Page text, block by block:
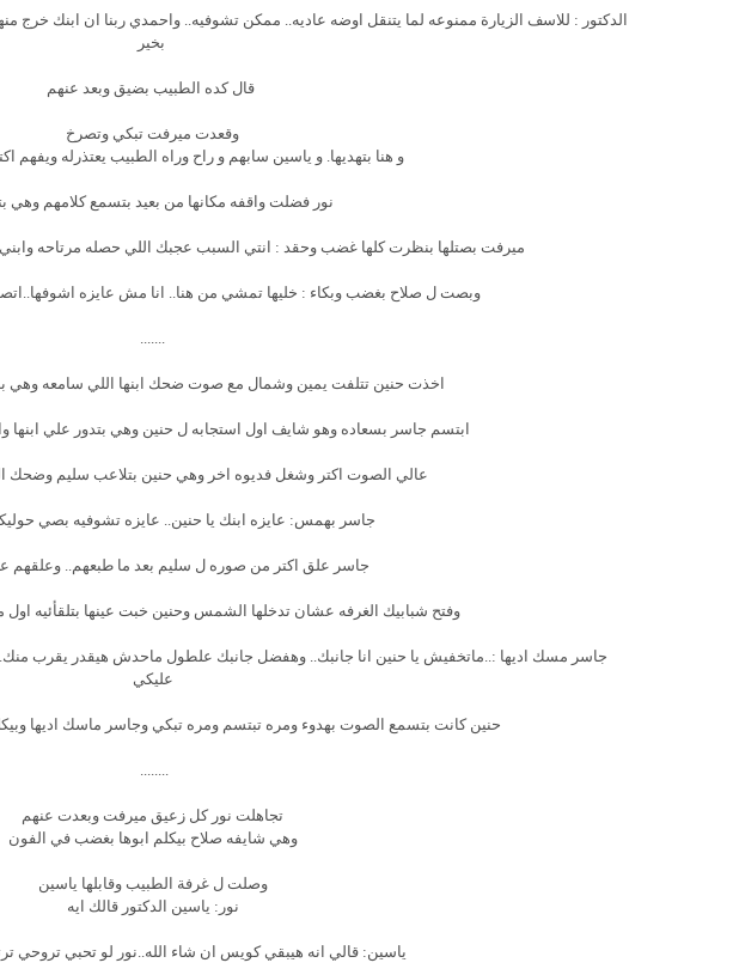
الدكتور : للاسف الزيارة ممنوعه لما يتنقل اوضه عاديه.. ممكن تشوفيه.. واحمدي ربنا ان ابنك خرج
بخير
قال كده الطبيب بضيق وبعد عنهم
وقعدت ميرفت تبكي وتصرخ
و هنا بتهديها. و ياسين سابهم و راح وراه الطبيب يعتذرله ويفهم
نور فضلت واقفه مكانها من بعيد بتسمع كلامهم وهي
ميرفت بصتلها بنظرت كلها غضب وحقد : انتي السبب عجبك اللي حصله مرتاحه
وبصت ل صلاح بغضب وبكاء : خليها تمشي من هنا.. انا مش عايزه
.......
اخذت حنين تتلفت يمين وشمال مع صوت ضحك ابنها اللي سامعه وهي
ابتسم جاسر بسعاده وهو شايف اول استجابه ل حنين وهي بتدور علي ابنها
عالي الصوت اكتر وشغل فديوه اخر وهي حنين بتلاعب سليم وضحك
جاسر بهمس: عايزه ابنك يا حنين.. عايزه تشوفيه بصي
جاسر علق اكتر من صوره ل سليم بعد ما طبعهم.. وعلقهم
وفتح شبابيك الغرفه عشان تدخلها الشمس وحنين خبت عينها بتلقأئيه
جاسر مسك اديها :..ماتخفيش يا حنين انا جانبك.. وهفضل جانبك علطول ماحدش هيقدر يقرب منك..
عليكي
حنين كانت بتسمع الصوت بهدوء ومره تبتسم ومره تبكي وجاسر ماسك اديها
........
تجاهلت نور كل زعيق ميرفت وبعدت عنهم
وهي شايفه صلاح بيكلم ابوها بغضب في الفون
وصلت ل غرفة الطبيب وقابلها ياسين
نور: ياسين الدكتور قالك ايه
ياسين: قالي انه هيبقي كويس ان شاء الله..نور لو تحبي تروحي